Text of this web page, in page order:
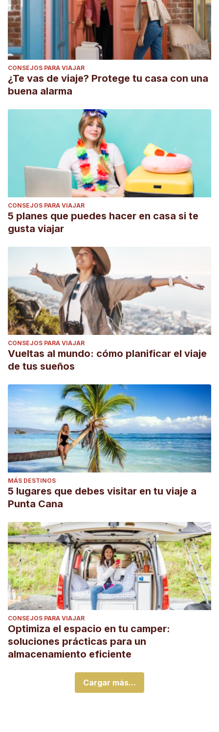
CONSEJOS PARA VIAJAR
¿Te vas de viaje? Protege tu casa con una
buena alarma
CONSEJOS PARA VIAJAR
5 planes que puedes hacer en casa si te
gusta viajar
CONSEJOS PARA VIAJAR
Vueltas al mundo: cómo planificar el viaje
de tus sueños
MÁS DESTINOS
5 lugares que debes visitar en tu viaje a
Punta Cana
CONSEJOS PARA VIAJAR
Optimiza el espacio en tu camper:
soluciones prácticas para un
almacenamiento eficiente
Cargar más...